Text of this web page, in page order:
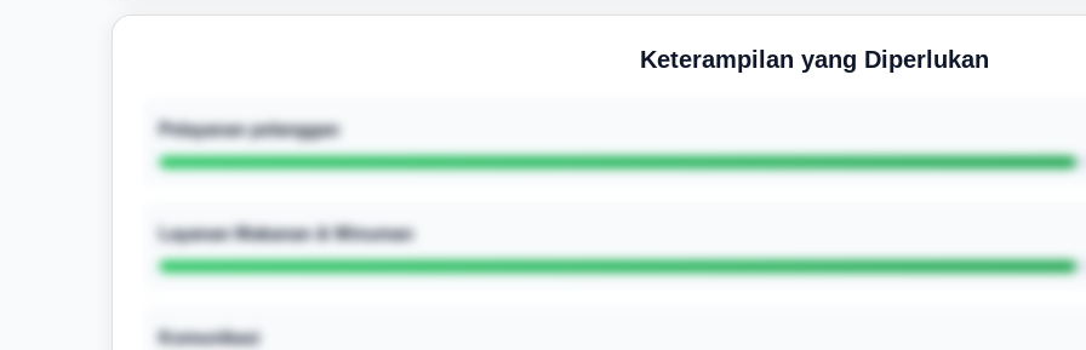
Keterampilan yang Diperlukan
Pelayanan pelanggan
Layanan Makanan & Minuman
Komunikasi